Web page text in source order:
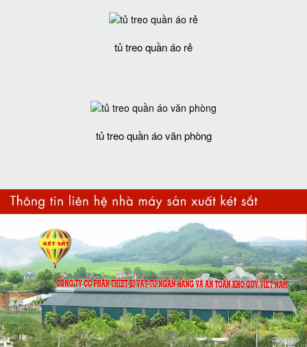
tủ treo quần áo rẻ
tủ treo quần áo văn phòng